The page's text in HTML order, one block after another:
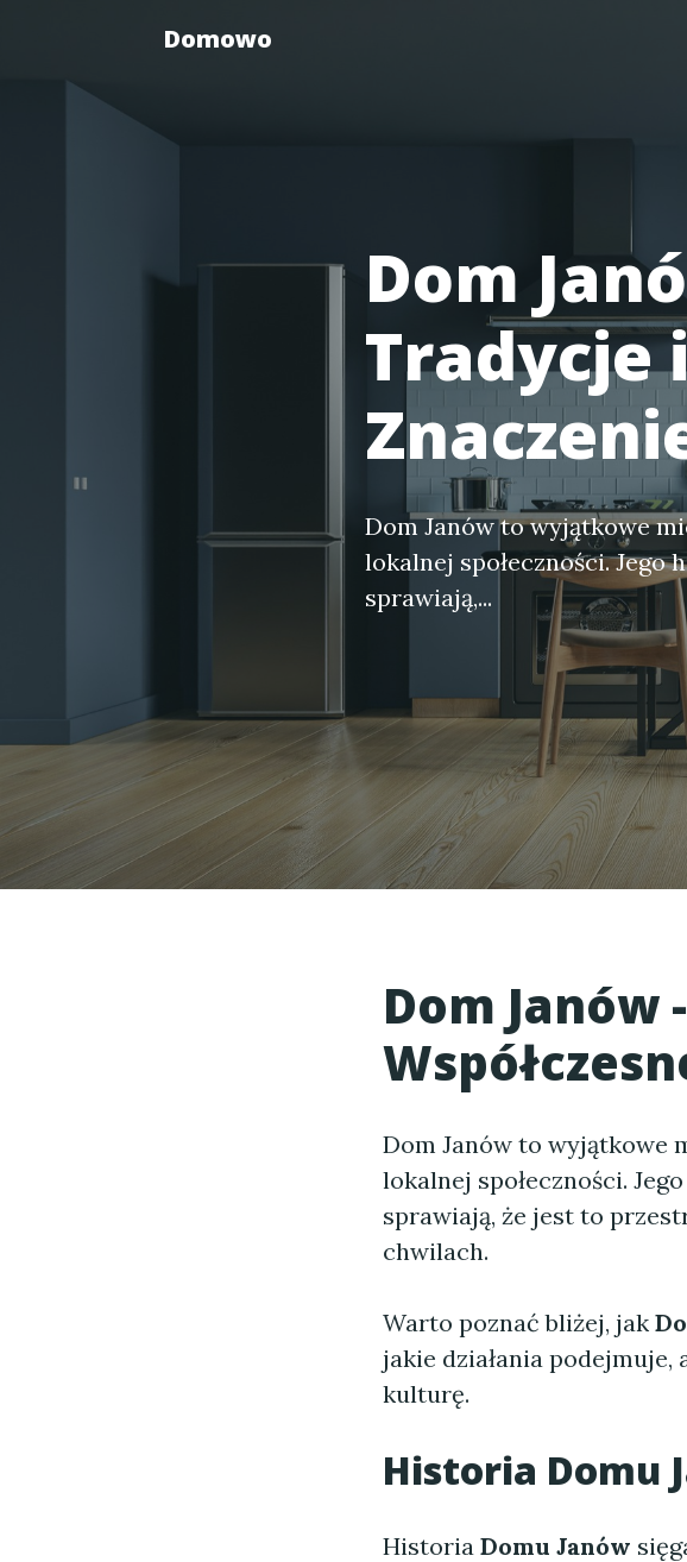
Domowo
Dom
Tradycje
Dom Janów to wyjątkowe
lokalnej społeczności. Jego
sprawiają,...
Dom
Dom Janów to wyjątkowe
lokalnej społeczności.
sprawiają, że jest to
chwilach.
Warto poznać bliżej, jak
jakie działania
kulturę.
Historia Domu
Historia Domu Janów